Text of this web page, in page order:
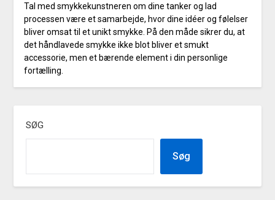
Tal med smykkekunstneren om dine tanker og lad
processen være et samarbejde, hvor dine idéer og følelser
bliver omsat til et unikt smykke. På den måde sikrer du, at
det håndlavede smykke ikke blot bliver et smukt
accessorie, men et bærende element i din personlige
fortælling.
SØG
Søg